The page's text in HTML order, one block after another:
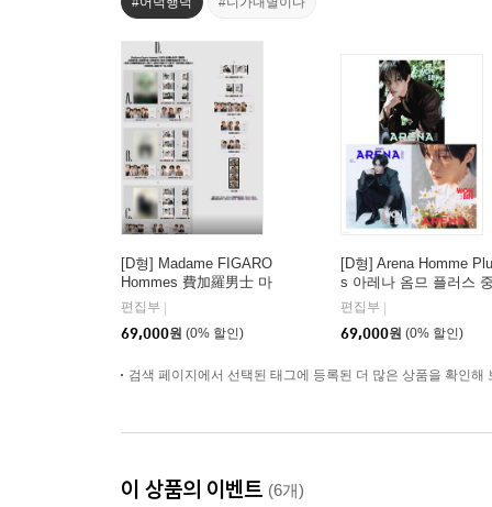
[D형] Madame FIGARO
Hommes 費加羅男士 마
담 피가로 옴므 비가라
남사 중국 2026년 08월 :
김윤식&박시우 커버 (A
잡지+랜덤 카드 35장
편집부
69,000원 (0% 할인)
[D형] Arena Homme Plu
s 아레나 옴므 플러스
국 2026년 05월 : 라이
(RIIZE) 원빈 커버 (A형
잡지+B형 잡지+C형 잡
5장+인생네컷 1장)
편집부
69,000원 (0% 할인)
검색 페이지에서 선택된 태그에 등록된 더 많은 상품을 확인해
이 상품의 이벤트 (6개)